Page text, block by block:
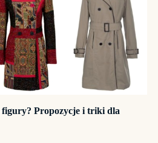
figury? Propozycje i triki dla